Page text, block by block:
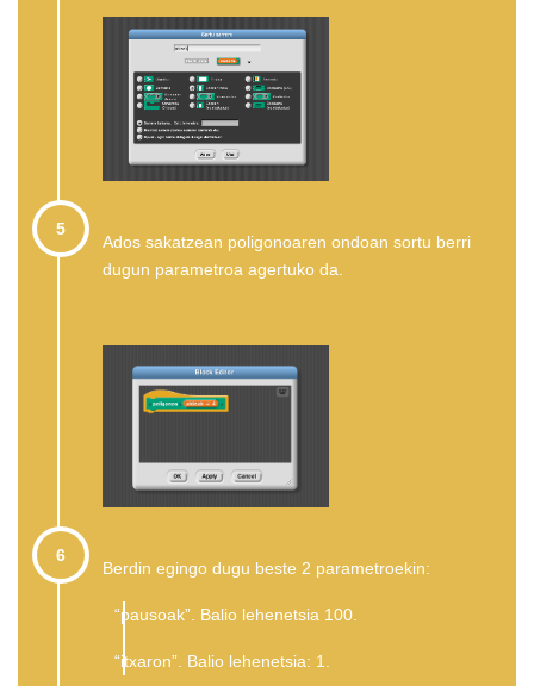
5
Ados sakatzean poligonoaren ondoan sortu berri
dugun parametroa agertuko da.
6
Berdin egingo dugu beste 2 parametroekin:
“pausoak”. Balio lehenetsia 100.
“itxaron”. Balio lehenetsia: 1.